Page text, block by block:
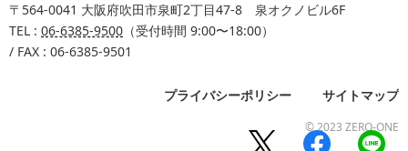
〒564-0041 大阪府吹田市泉町2丁目47-8 泉オクノビル6F
TEL : 06-6385-9500 （受付時間 9:00〜18:00）
/ FAX : 06-6385-9501
プライバシーポリシー サイトマップ
© 2023 ZERO-ONE